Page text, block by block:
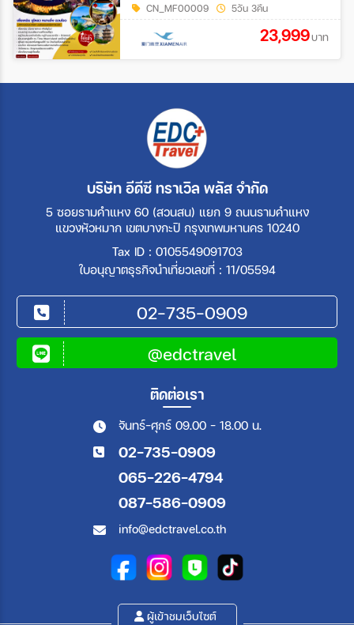
CN_MF00009 5วัน 3คืน
23,999บาท
บริษัท อีดีซี ทราเวิล พลัส จำกัด
5 ซอยรามคำแหง 60 (สวนสน) แยก 9 ถนนรามคำแหง
แขวงหัวหมาก เขตบางกะปิ กรุงเทพมหานคร 10240
Tax ID : 0105549091703
ใบอนุญาตธุรกิจนำเที่ยวเลขที่ : 11/05594
02-735-0909
@edctravel
ติดต่อเรา
จันทร์-ศุกร์ 09.00 - 18.00 น.
02-735-0909
065-226-4794
087-586-0909
info@edctravel.co.th
ผู้เข้าชมเว็บไซต์